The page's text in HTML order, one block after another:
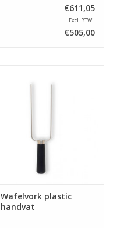
€611,05
Excl. BTW
€505,00
Wafelvork plastic
handvat